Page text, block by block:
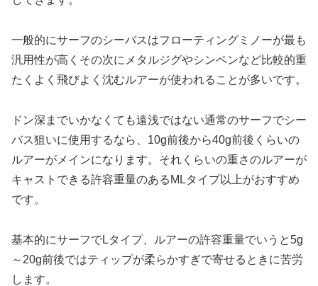
一般的にサーフのシーバスはフローティングミノーが最も
汎用性が高くその次にメタルジグやシンペンなど比較的重
たくよく飛びよく沈むルアーが使われることが多いです。
ドン深までいかなくても遠浅ではない通常のサーフでシー
バス狙いに使用するなら、10g前後から40g前後くらいの
ルアーがメインになります。それくらいの重さのルアーが
キャストできる許容重量のあるMLタイプ以上がおすすめ
です。
基本的にサーフでLタイプ、ルアーの許容重量でいうと5g
～20g前後ではティップが柔らかすぎで寄せるときに苦労
します。